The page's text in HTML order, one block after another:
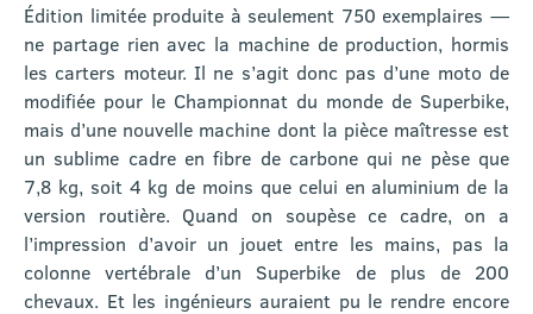
Édition limitée produite à seulement 750 exemplaires —
ne partage rien avec la machine de production, hormis
les carters moteur. Il ne s’agit donc pas d’une moto de
modifiée pour le Championnat du monde de Superbike,
mais d’une nouvelle machine dont la pièce maîtresse est
un sublime cadre en fibre de carbone qui ne pèse que
7,8 kg, soit 4 kg de moins que celui en aluminium de la
version routière. Quand on soupèse ce cadre, on a
l’impression d’avoir un jouet entre les mains, pas la
colonne vertébrale d’un Superbike de plus de 200
chevaux. Et les ingénieurs auraient pu le rendre encore